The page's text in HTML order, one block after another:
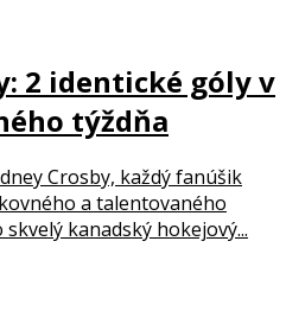
2 identické góly v
týždňa
Crosby, každý fanúšik
a talentovaného
kanadský hokejový...